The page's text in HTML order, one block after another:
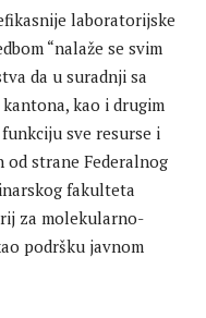
laboratorijske
“nalaže se svim
da u suradnji sa
kao i drugim
sve resurse i
strane Federalnog
fakulteta
za molekularno-
podršku javnom